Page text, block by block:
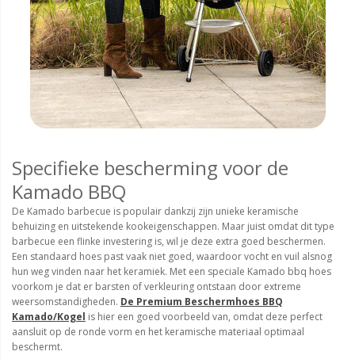
Specifieke bescherming voor de
Kamado BBQ
De Kamado barbecue is populair dankzij zijn unieke keramische
behuizing en uitstekende kookeigenschappen. Maar juist omdat dit type
barbecue een flinke investering is, wil je deze extra goed beschermen.
Een standaard hoes past vaak niet goed, waardoor vocht en vuil alsnog
hun weg vinden naar het keramiek. Met een speciale Kamado bbq hoes
voorkom je dat er barsten of verkleuring ontstaan door extreme
weersomstandigheden. De Premium Beschermhoes BBQ
Kamado/Kogel is hier een goed voorbeeld van, omdat deze perfect
aansluit op de ronde vorm en het keramische materiaal optimaal
beschermt.